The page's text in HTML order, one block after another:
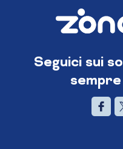
Seguici sui